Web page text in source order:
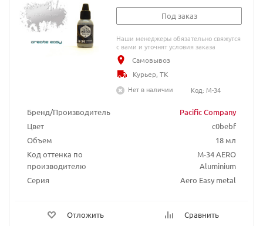
Бренд/Производитель
Pacific Company
Цвет
c0bebf
Объем
18 мл
Код оттенка по
производителю
М-34 AERO
Aluminium
Серия
Aero Easy metal
Отложить Сравнить
Под заказ
Наши менеджеры обязательно свяжутся
с вами и уточнят условия заказа
Самовывоз
Курьер, ТК
Нет в наличии
Код: M-34